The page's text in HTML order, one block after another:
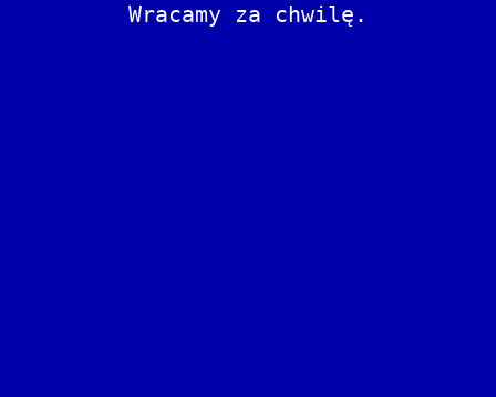
Wracamy za chwilę.